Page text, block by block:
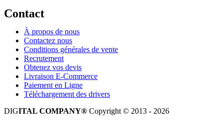
Contact
À propos de nous
Contactez nous
Conditions générales de vente
Recrutement
Obtenez vos devis
Livraison E-Commerce
Paiement en Ligne
Téléchargement des drivers
DIGITAL COMPANY® Copyright © 2013 - 2026